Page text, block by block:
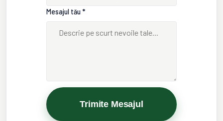
Mesajul tău *
Trimite Mesajul